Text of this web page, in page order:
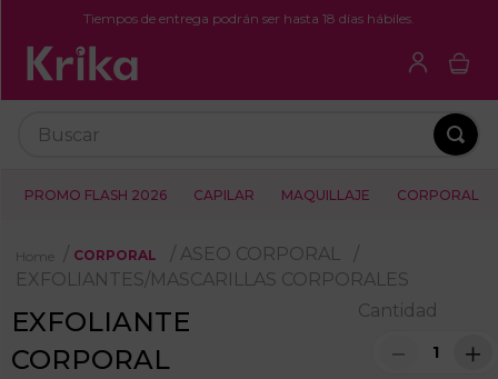
Tiempos de entrega podrán ser hasta 18 días hábiles.
PROMO FLASH 2026 CAPILAR MAQUILLAJE CORPORAL
CORPORAL
ASEO CORPORAL
EXFOLIANTES/MASCARILLAS CORPORALES
EXFOLIANTE
CORPORAL
Cantidad
＋
－